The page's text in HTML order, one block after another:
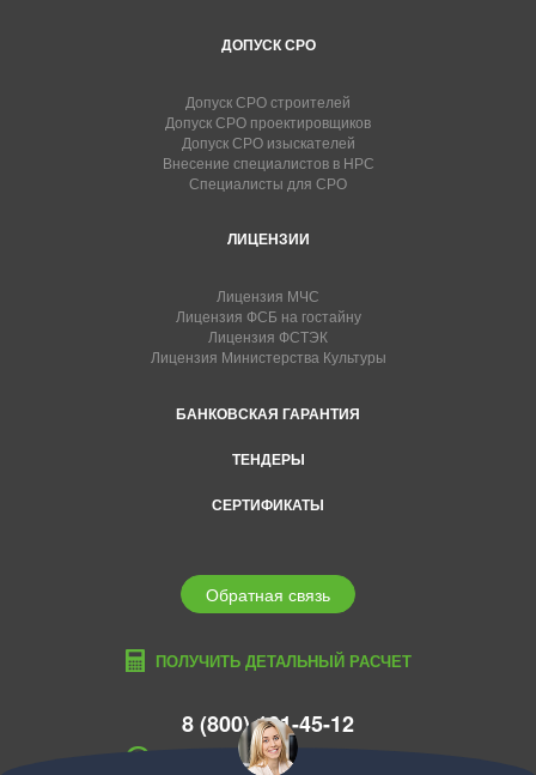
ДОПУСК СРО
Допуск СРО строителей
Допуск СРО проектировщиков
Допуск СРО изыскателей
Внесение специалистов в НРС
Специалисты для СРО
ЛИЦЕНЗИИ
Лицензия МЧС
Лицензия ФСБ на гостайну
Лицензия ФСТЭК
Лицензия Министерства Культуры
БАНКОВСКАЯ ГАРАНТИЯ
ТЕНДЕРЫ
СЕРТИФИКАТЫ
Обратная связь
ПОЛУЧИТЬ ДЕТАЛЬНЫЙ РАСЧЕТ
8 (800) 101-45-12
moskva@edcons.ru